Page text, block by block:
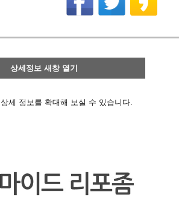
상세정보 새창 열기
상세 정보를 확대해 보실 수 있습니다.